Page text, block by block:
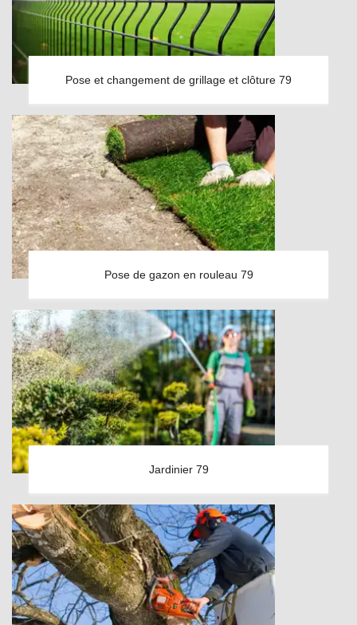
Pose et changement de grillage et clôture 79
Pose de gazon en rouleau 79
Jardinier 79